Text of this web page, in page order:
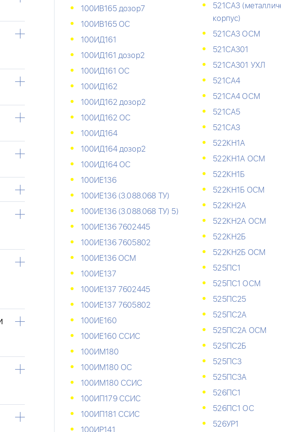
100ИВ165 дозор7
100ИВ165 ОС
100ИД161
100ИД161 дозор2
100ИД161 ОС
100ИД162
100ИД162 дозор2
100ИД162 ОС
100ИД164
100ИД164 дозор2
100ИД164 ОС
100ИЕ136
100ИЕ136 (3.088.068 ТУ)
100ИЕ136 (3.088.068 ТУ) 5)
100ИЕ136 7602445
100ИЕ136 7605802
100ИЕ136 ОСМ
100ИЕ137
100ИЕ137 7602445
100ИЕ137 7605802
100ИЕ160
100ИЕ160 ССИС
100ИМ180
100ИМ180 ОС
100ИМ180 ССИС
100ИП179 ССИС
100ИП181 ССИС
521СА3
корпус)
521СА3 ОСМ
521СА301
521СА301 УХЛ
521СА4
521СА4 ОСМ
521СА5
521САЗ
522КН1А
522КН1А ОСМ
522КН1Б
522КН1Б ОСМ
522КН2А
522КН2А ОСМ
522КН2Б
522КН2Б ОСМ
525ПС1
525ПС1 ОСМ
525ПС25
525ПС2А
525ПС2А ОСМ
525ПС2Б
525ПС3
525ПС3А
526ПС1
526ПС1 ОС
526УР1